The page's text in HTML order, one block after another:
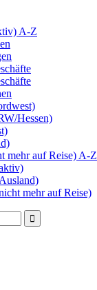
A-Z
Hessen)
mehr auf Reise) A-Z
mehr auf Reise)